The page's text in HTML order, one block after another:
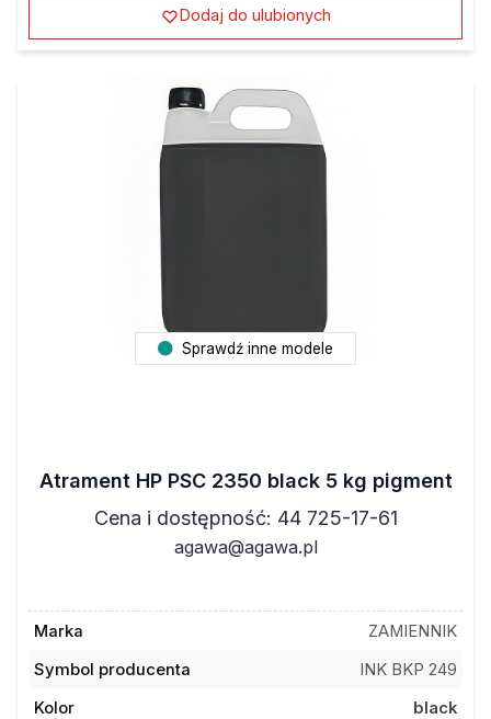
Dodaj do ulubionych
Sprawdź inne modele
Atrament HP PSC 2350 black 5 kg pigment
Cena i dostępność: 44 725-17-61
agawa@agawa.pl
Marka
ZAMIENNIK
Symbol producenta
INK BKP 249
Kolor
black